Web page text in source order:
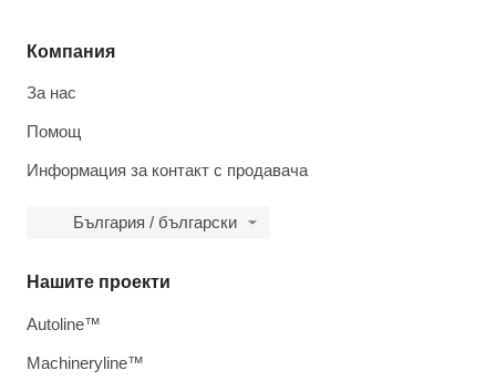
Компания
За нас
Помощ
Информация за контакт с продавача
България / български
Нашите проекти
Autoline™
Machineryline™